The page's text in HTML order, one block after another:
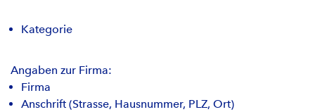
Kategorie
Angaben zur Firma:
Firma
Anschrift (Strasse, Hausnummer, PLZ, Ort)